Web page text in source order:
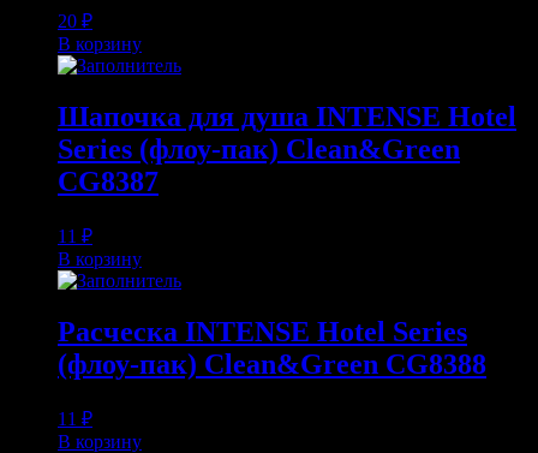
20 ₽
В корзину
Шапочка для душа INTENSE Hotel
Series (флоу-пак) Clean&Green
CG8387
11 ₽
В корзину
Расческа INTENSE Hotel Series
(флоу-пак) Clean&Green CG8388
11 ₽
В корзину